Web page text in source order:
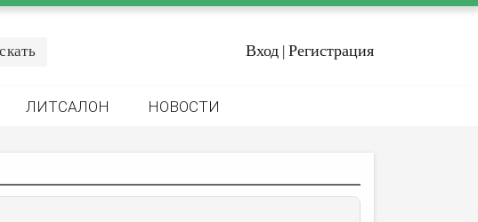
Вход | Регистрация
ЛИТСАЛОН НОВОСТИ